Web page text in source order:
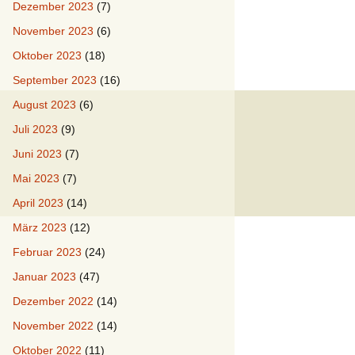
Dezember 2023 (7)
November 2023 (6)
Oktober 2023 (18)
September 2023 (16)
August 2023 (6)
Juli 2023 (9)
Juni 2023 (7)
Mai 2023 (7)
April 2023 (14)
März 2023 (12)
Februar 2023 (24)
Januar 2023 (47)
Dezember 2022 (14)
November 2022 (14)
Oktober 2022 (11)